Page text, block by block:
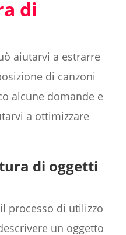
di
aiutarvi a estrarre
di canzoni
alcune domande e
a ottimizzare
di oggetti
processo di utilizzo
un oggetto